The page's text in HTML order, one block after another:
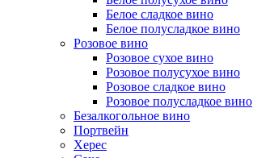
Белое сладкое вино
Белое полусладкое вино
Розовое вино
Розовое сухое вино
Розовое полусухое вино
Розовое сладкое вино
Розовое полусладкое вино
Безалкогольное вино
Портвейн
Херес